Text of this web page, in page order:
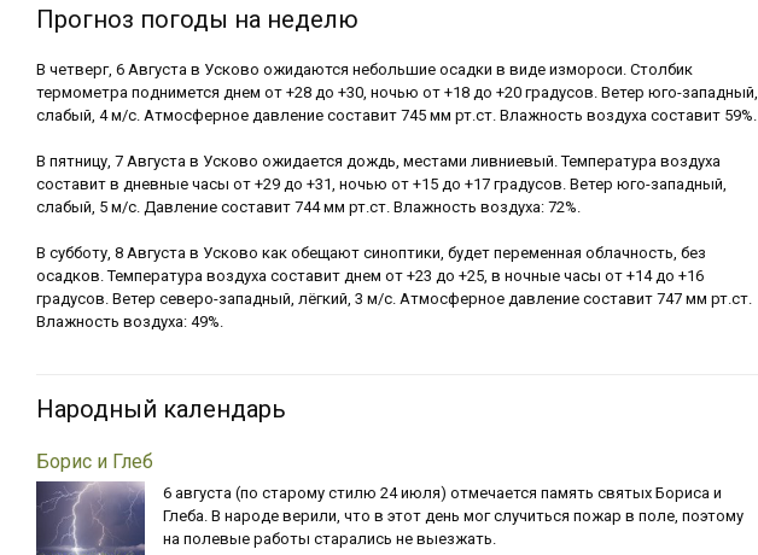
Прогноз погоды на неделю
В четверг, 6 Августа в Усково ожидаются небольшие осадки в виде измороси. Столбик
термометра поднимется днем от +28 до +30, ночью от +18 до +20 градусов. Ветер юго-западный,
слабый, 4 м/с. Атмосферное давление составит 745 мм рт.ст. Влажность воздуха составит 59%.
В пятницу, 7 Августа в Усково ожидается дождь, местами ливниевый. Температура воздуха
составит в дневные часы от +29 до +31, ночью от +15 до +17 градусов. Ветер юго-западный,
слабый, 5 м/с. Давление составит 744 мм рт.ст. Влажность воздуха: 72%.
В субботу, 8 Августа в Усково как обещают синоптики, будет переменная облачность, без
осадков. Температура воздуха составит днем от +23 до +25, в ночные часы от +14 до +16
градусов. Ветер северо-западный, лёгкий, 3 м/с. Атмосферное давление составит 747 мм рт.ст.
Влажность воздуха: 49%.
Народный календарь
Борис и Глеб
6 августа (по старому стилю 24 июля) отмечается память святых Бориса и
Глеба. В народе верили, что в этот день мог случиться пожар в поле, поэтому
на полевые работы старались не выезжать.